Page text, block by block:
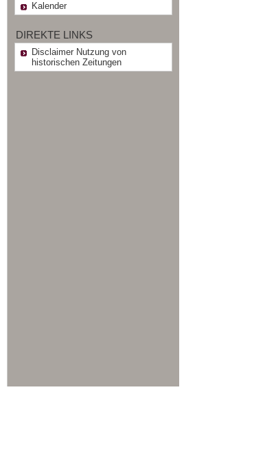
Kalender
DIREKTE LINKS
Disclaimer Nutzung von
historischen Zeitungen